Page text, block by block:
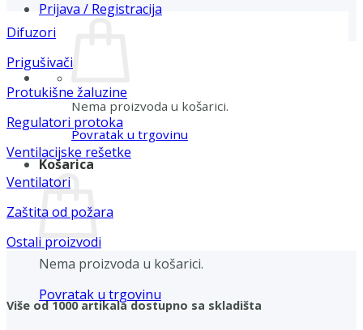
Prijava / Registracija
Nema proizvoda u košarici.
Povratak u trgovinu
Košarica
Nema proizvoda u košarici.
Povratak u trgovinu
Difuzori
Prigušivači
Protukišne žaluzine
Regulatori protoka
Ventilacijske rešetke
Ventilatori
Zaštita od požara
Ostali proizvodi
Više od 1000 artikala dostupno sa skladišta